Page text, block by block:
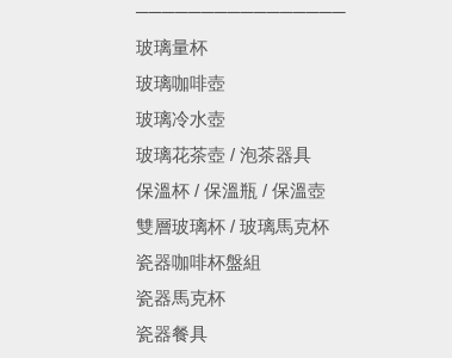
────────────────
玻璃量杯
玻璃咖啡壺
玻璃冷水壺
玻璃花茶壺 / 泡茶器具
保溫杯 / 保溫瓶 / 保溫壺
雙層玻璃杯 / 玻璃馬克杯
瓷器咖啡杯盤組
瓷器馬克杯
瓷器餐具